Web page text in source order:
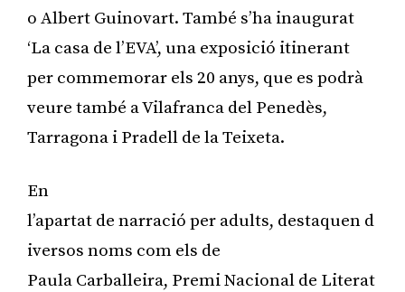
o Albert Guinovart. També s’ha inaugurat
‘La casa de l’EVA’, una exposició itinerant
per commemorar els 20 anys, que es podrà
veure també a Vilafranca del Penedès,
Tarragona i Pradell de la Teixeta.
En
l’apartat de narració per adults, destaquen d
iversos noms com els de
Paula Carballeira, Premi Nacional de Literat